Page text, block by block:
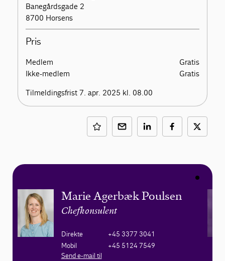
Banegårdsgade 2
8700 Horsens
Pris
Medlem
Gratis
Ikke-medlem
Gratis
Tilmeldingsfrist 7. apr. 2025 kl. 08.00
Marie Agerbæk Poulsen
Chefkonsulent
Direkte
+45 3377 3041
Mobil
+45 5124 7549
Send e-mail til